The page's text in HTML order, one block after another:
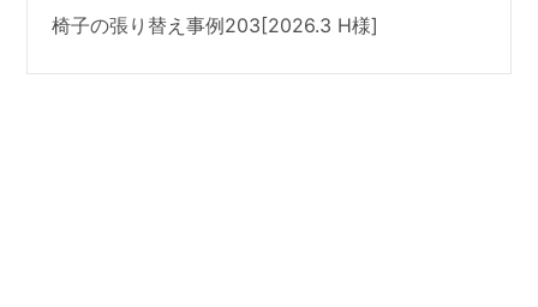
椅子の張り替え事例203[2026.3 H様]